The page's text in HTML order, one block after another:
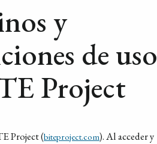
y
de uso
Project
Project (biteproject.com). Al acceder y